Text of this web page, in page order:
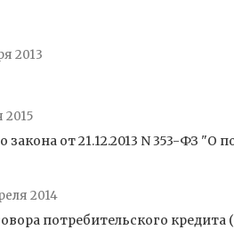
2013
2015
от 21.12.2013 N 353-ФЗ
2014
потребительского кредита